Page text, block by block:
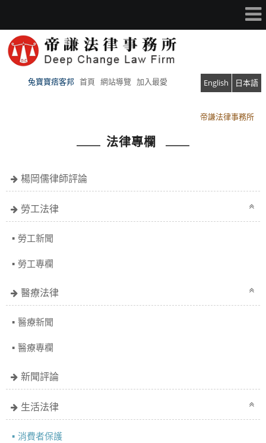
兔寶寶痞客邦 首頁 網站導覽 加入最愛 English
日本語
帝謙法律事務所
帝謙法律事務所
法律專欄
楊岡儒律師評論
勞工法律
勞工新聞
勞工專欄
醫療法律
醫療新聞
醫療專欄
新聞評論
生活法律
消費者保護